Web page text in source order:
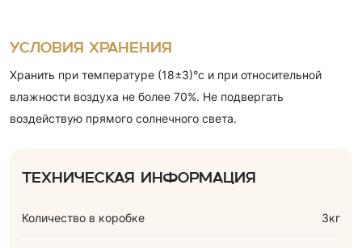
эмульгатор (соевый лецитин), масло подсолнечное, яичный
порошок, соль, разрыхлители (гидрокарбонат аммония,
гидрокарбонат натрия), краситель (карамельный колер),
ароматизаторы (ванилин, молоко).
Условия хранения
Хранить при температуре (18±3)°с и при относительной
влажности воздуха не более 70%. Не подвергать
воздействую прямого солнечного света.
Техническая информация
Количество в коробке 3кг